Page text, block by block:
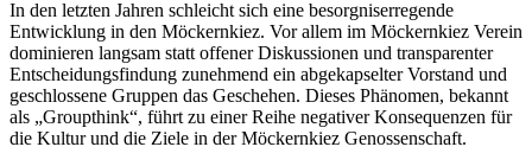
In den letzten Jahren schleicht sich eine besorgniserregende
Entwicklung in den Möckernkiez. Vor allem im Möckernkiez Verein
dominieren langsam statt offener Diskussionen und transparenter
Entscheidungsfindung zunehmend ein abgekapselter Vorstand und
geschlossene Gruppen das Geschehen. Dieses Phänomen, bekannt
als „Groupthink“, führt zu einer Reihe negativer Konsequenzen für
die Kultur und die Ziele in der Möckernkiez Genossenschaft.